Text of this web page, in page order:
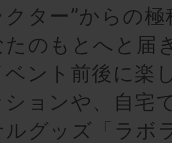
クター”からの
たのもとへと届
ベント前後に楽
ョンや、自宅
ルグッズ「ラボ